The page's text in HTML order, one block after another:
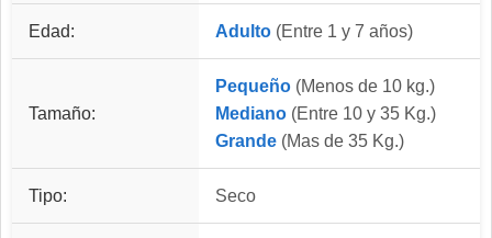
Edad: Adulto (Entre 1 y 7 años)
Tamaño:
Pequeño (Menos de 10 kg.)
Mediano (Entre 10 y 35 Kg.)
Grande (Mas de 35 Kg.)
Tipo: Seco